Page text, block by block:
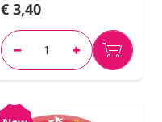
€ 3,40